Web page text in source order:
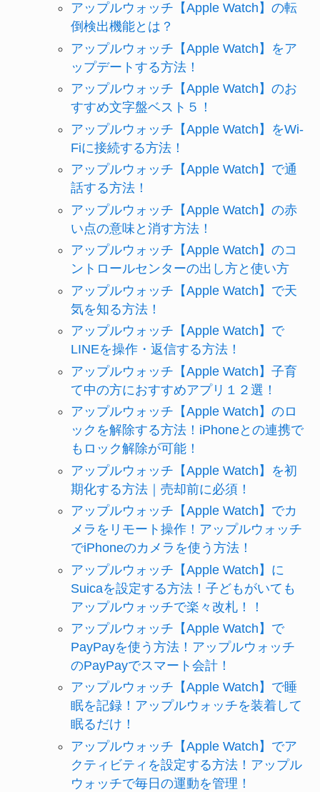
アップルウォッチ【Apple Watch】の転
倒検出機能とは？
アップルウォッチ【Apple Watch】をア
ップデートする方法！
アップルウォッチ【Apple Watch】のお
すすめ文字盤ベスト５！
アップルウォッチ【Apple Watch】をWi-
Fiに接続する方法！
アップルウォッチ【Apple Watch】で通
話する方法！
アップルウォッチ【Apple Watch】の赤
い点の意味と消す方法！
アップルウォッチ【Apple Watch】のコ
ントロールセンターの出し方と使い方
アップルウォッチ【Apple Watch】で天
気を知る方法！
アップルウォッチ【Apple Watch】で
LINEを操作・返信する方法！
アップルウォッチ【Apple Watch】子育
て中の方におすすめアプリ１２選！
アップルウォッチ【Apple Watch】のロ
ックを解除する方法！iPhoneとの連携で
もロック解除が可能！
アップルウォッチ【Apple Watch】を初
期化する方法｜売却前に必須！
アップルウォッチ【Apple Watch】でカ
メラをリモート操作！アップルウォッチ
でiPhoneのカメラを使う方法！
アップルウォッチ【Apple Watch】に
Suicaを設定する方法！子どもがいても
アップルウォッチで楽々改札！！
アップルウォッチ【Apple Watch】で
PayPayを使う方法！アップルウォッチ
のPayPayでスマート会計！
アップルウォッチ【Apple Watch】で睡
眠を記録！アップルウォッチを装着して
眠るだけ！
アップルウォッチ【Apple Watch】でア
クティビティを設定する方法！アップル
ウォッチで毎日の運動を管理！